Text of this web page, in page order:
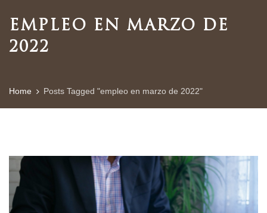
EMPLEO EN MARZO DE
2022
Home Posts Tagged "empleo en marzo de 2022"